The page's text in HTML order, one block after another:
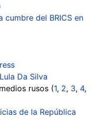
cumbre del BRICS en
Da Silva
rusos (1, 2, 3, 4,
de la República